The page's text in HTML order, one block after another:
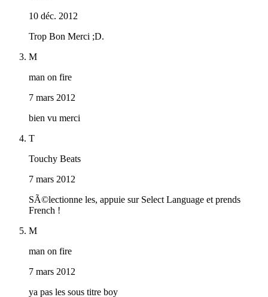
10 déc. 2012
Trop Bon Merci ;D.
M
man on fire
7 mars 2012
bien vu merci
T
Touchy Beats
7 mars 2012
SÃ©lectionne les, appuie sur Select Language et prends
French !
M
man on fire
7 mars 2012
ya pas les sous titre boy